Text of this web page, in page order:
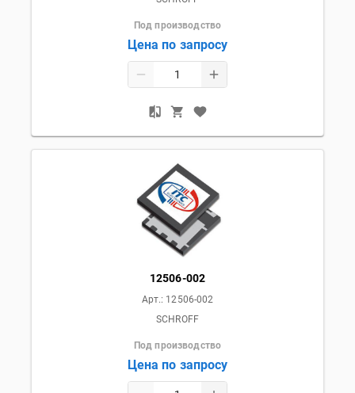
Под производство
Цена по запросу
12506-002
Арт.: 12506-002
SCHROFF
Под производство
Цена по запросу